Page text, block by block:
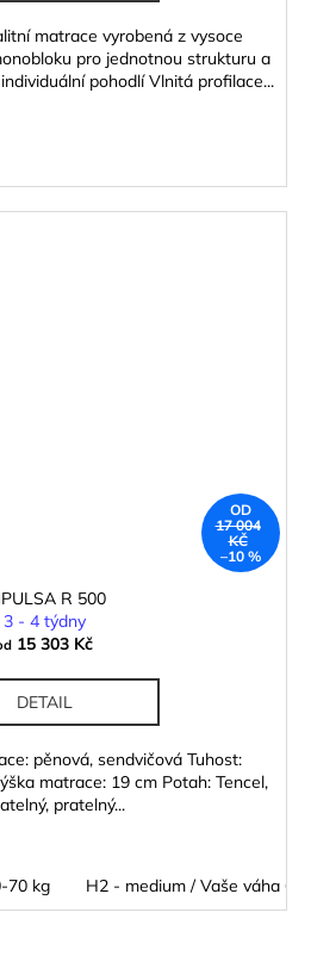
matrace vyrobená z vysoce
pro jednotnou strukturu a
pohodlí Vlnitá profilace...
OD
17 004
KČ
–10 %
R 500
3 - 4 týdny
15 303 Kč
DETAIL
pěnová, sendvičová Tuhost:
matrace: 19 cm Potah: Tencel,
pratelný...
70 kg H2 - medium / Vaše váha 60